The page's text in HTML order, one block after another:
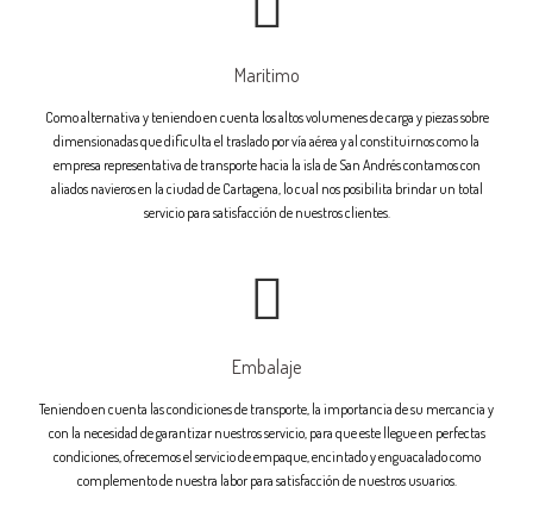
Maritimo
Como alternativa y teniendo en cuenta los altos volumenes de carga y piezas sobre
dimensionadas que dificulta el traslado por vía aérea y al constituirnos como la
empresa representativa de transporte hacia la isla de San Andrés contamos con
aliados navieros en la ciudad de Cartagena, lo cual nos posibilita brindar un total
servicio para satisfacción de nuestros clientes.
Embalaje
Teniendo en cuenta las condiciones de transporte, la importancia de su mercancia y
con la necesidad de garantizar nuestros servicio, para que este llegue en perfectas
condiciones, ofrecemos el servicio de empaque, encintado y enguacalado como
complemento de nuestra labor para satisfacción de nuestros usuarios.